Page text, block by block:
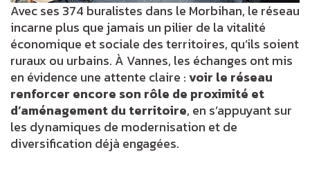
Avec ses 374 buralistes dans le Morbihan, le réseau
incarne plus que jamais un pilier de la vitalité
économique et sociale des territoires, qu’ils soient
ruraux ou urbains. À Vannes, les échanges ont mis
en évidence une attente claire :voir le réseau
renforcer encore son rôle de proximité et
d’aménagement du territoire, en s’appuyant sur
les dynamiques de modernisation et de
diversification déjà engagées.